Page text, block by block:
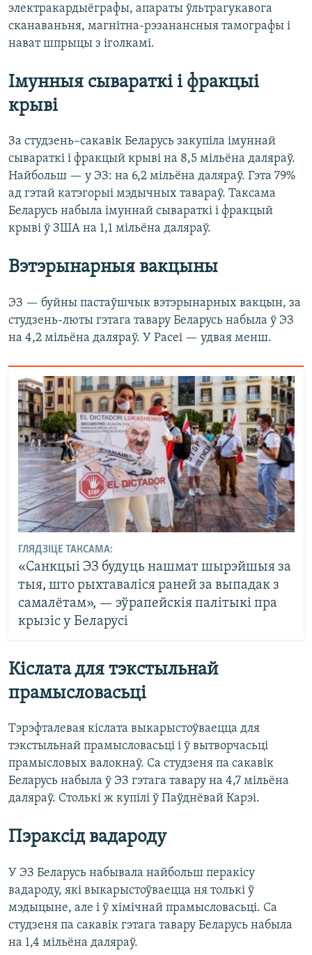
электракардыёграфы, апараты ўльтрагукавога
сканаваньня, магнітна-рэзанансныя тамографы і
нават шпрыцы з іголкамі.
Імунныя сывараткі і фракцыі
крыві
За студзень–сакавік Беларусь закупіла імуннай
сывараткі і фракцый крыві на 8,5 мільёна даляраў.
Найбольш — у ЭЗ: на 6,2 мільёна даляраў. Гэта 79%
ад гэтай катэгорыі мэдычных тавараў. Таксама
Беларусь набыла імуннай сывараткі і фракцый
крыві ў ЗША на 1,1 мільёна даляраў.
Вэтэрынарныя вакцыны
ЭЗ — буйны пастаўшчык вэтэрынарных вакцын, за
студзень-люты гэтага тавару Беларусь набыла ў ЭЗ
на 4,2 мільёна даляраў. У Расеі — удвая менш.
ГЛЯДЗІЦЕ ТАКСАМА:
«Санкцыі ЭЗ будуць нашмат шырэйшыя за
тыя, што рыхтаваліся раней за выпадак з
самалётам», — эўрапейскія палітыкі пра
крызіс у Беларусі
Кіслата для тэкстыльнай
прамысловасьці
Тэрэфталевая кіслата выкарыстоўваецца для
тэкстыльнай прамысловасьці і ў вытворчасьці
прамысловых валокнаў. Са студзеня па сакавік
Беларусь набыла ў ЭЗ гэтага тавару на 4,7 мільёна
даляраў. Столькі ж купілі ў Паўднёвай Карэі. ​
Пэраксід вадароду
У ЭЗ Беларусь набывала найбольш перакісу
вадароду, які выкарыстоўваецца ня толькі ў
мэдыцыне, але і ў хімічнай прамысловасьці. Са
студзеня па сакавік гэтага тавару Беларусь набыла
на 1,4 мільёна даляраў.